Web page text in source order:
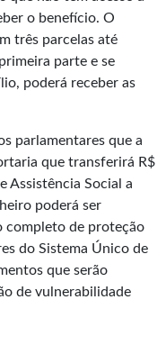
o benefício. O
três parcelas até
parte e se
poderá receber as
parlamentares que a
que transferirá R$
Assistência Social a
poderá ser
completo de proteção
do Sistema Único de
que serão
de vulnerabilidade